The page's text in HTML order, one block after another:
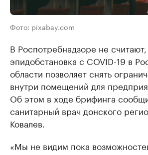
Фото: pixabay.com
В Роспотребнадзоре не
эпидобстановка с COVID-19 в
области позволяет снять
внутри помещений для
Об этом в ходе брифинга
санитарный врач донского
Ковалев.
«Мы не видим пока